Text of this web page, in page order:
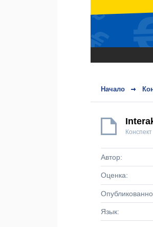
Начало
Конспект
Автор:
Оценка:
Язык: